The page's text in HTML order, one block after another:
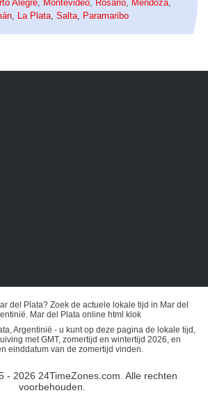
Alegre, Montevideo, Rosario, Mendoza,
, La Plata, Salta, Paramaribo
del Plata? Zoek de actuele lokale tijd in Mar del
Mar del Plata online html klok
Argentinië - u kunt op deze pagina de lokale tijd,
met GMT, zomertijd en wintertijd 2026, en
einddatum van de zomertijd vinden.
- 2026 24TimeZones.com. Alle rechten
voorbehouden.